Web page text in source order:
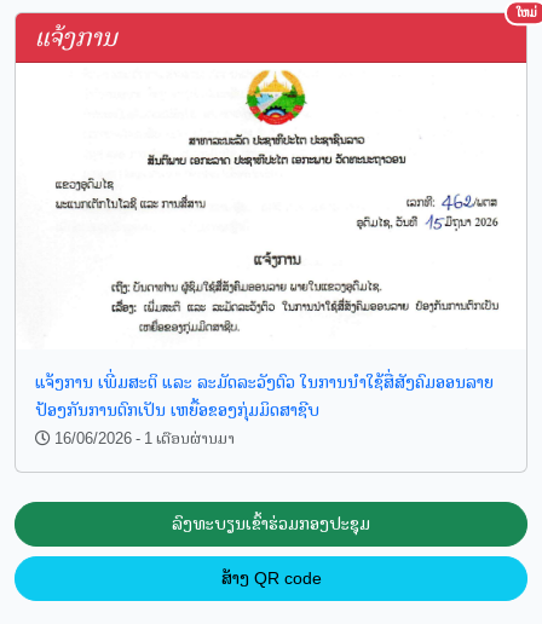
ແຈ້ງການ
ໃຫມ່
ແຈ້ງການ ເພີ່ມສະຕິ ແລະ ລະມັດລະວັງຕົວ ໃນການນໍາໃຊ້ສື່ສັງຄົມອອນລາຍ
ປ້ອງກັນການຕົກເປັນ ເຫຍື້ອຂອງກຸ່ມມິດສາຊີບ
16/06/2026 - 1 ເດືອນຜ່ານມາ
ລົງ​ທະ​ບຽນເຂົ້າຮ່ວມກອງປະ​ຊຸມ​
ສ້າງ QR code